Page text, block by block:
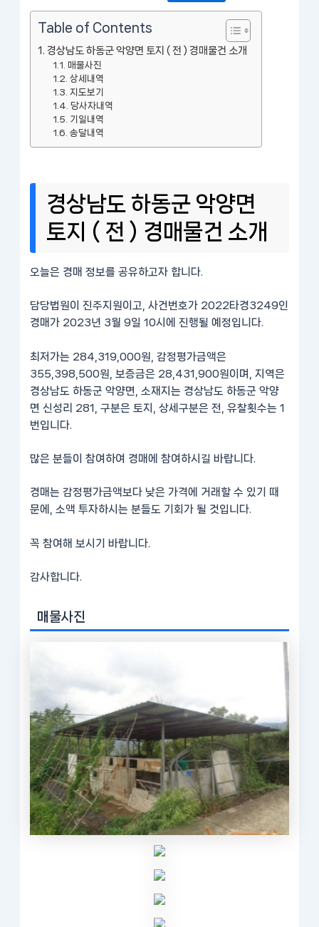
Table of Contents
경상남도 하동군 악양면 토지 ( 전 ) 경매물건 소개
매물사진
상세내역
지도보기
당사자내역
기일내역
송달내역
경상남도 하동군 악양면
토지 ( 전 ) 경매물건 소개
오늘은 경매 정보를 공유하고자 합니다.
담당법원이 진주지원이고, 사건번호가 2022타경3249인
경매가 2023년 3월 9일 10시에 진행될 예정입니다.
최저가는 284,319,000원, 감정평가금액은
355,398,500원, 보증금은 28,431,900원이며, 지역은
경상남도 하동군 악양면, 소재지는 경상남도 하동군 악양
면 신성리 281, 구분은 토지, 상세구분은 전, 유찰횟수는 1
번입니다.
많은 분들이 참여하여 경매에 참여하시길 바랍니다.
경매는 감정평가금액보다 낮은 가격에 거래할 수 있기 때
문에, 소액 투자하시는 분들도 기회가 될 것입니다.
꼭 참여해 보시기 바랍니다.
감사합니다.
매물사진